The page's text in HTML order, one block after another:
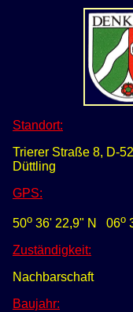
Standort:
Trierer Straße 8, D-
Düttling
GPS:
50o 36' 22,9" N 06o
Zuständigkeit:
Nachbarschaft
Baujahr: